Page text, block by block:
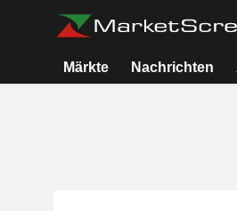
Märkte Nachrichten